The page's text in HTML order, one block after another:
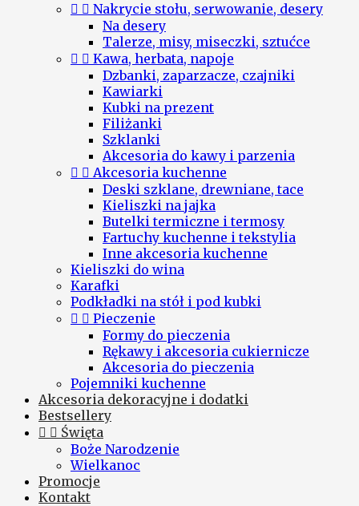
  Nakrycie stołu, serwowanie, desery
Na desery
Talerze, misy, miseczki, sztućce
  Kawa, herbata, napoje
Dzbanki, zaparzacze, czajniki
Kawiarki
Kubki na prezent
Filiżanki
Szklanki
Akcesoria do kawy i parzenia
  Akcesoria kuchenne
Deski szklane, drewniane, tace
Kieliszki na jajka
Butelki termiczne i termosy
Fartuchy kuchenne i tekstylia
Inne akcesoria kuchenne
Kieliszki do wina
Karafki
Podkładki na stół i pod kubki
  Pieczenie
Formy do pieczenia
Rękawy i akcesoria cukiernicze
Akcesoria do pieczenia
Pojemniki kuchenne
Akcesoria dekoracyjne i dodatki
Bestsellery
  Święta
Boże Narodzenie
Wielkanoc
Promocje
Kontakt